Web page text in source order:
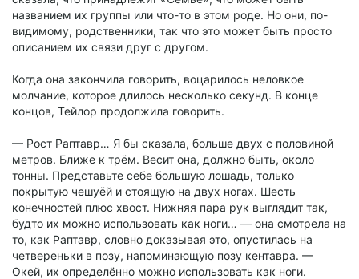
названием их группы или что-то в этом роде. Но они, по-
видимому, родственники, так что это может быть просто
описанием их связи друг с другом.
Когда она закончила говорить, воцарилось неловкое
молчание, которое длилось несколько секунд. В конце
концов, Тейлор продолжила говорить.
— Рост Раптавр… Я бы сказала, больше двух с половиной
метров. Ближе к трём. Весит она, должно быть, около
тонны. Представьте себе большую лошадь, только
покрытую чешуёй и стоящую на двух ногах. Шесть
конечностей плюс хвост. Нижняя пара рук выглядит так,
будто их можно использовать как ноги… — она смотрела на
то, как Раптавр, словно доказывая это, опустилась на
четвереньки в позу, напоминающую позу кентавра. —
Окей, их определённо можно использовать как ноги.